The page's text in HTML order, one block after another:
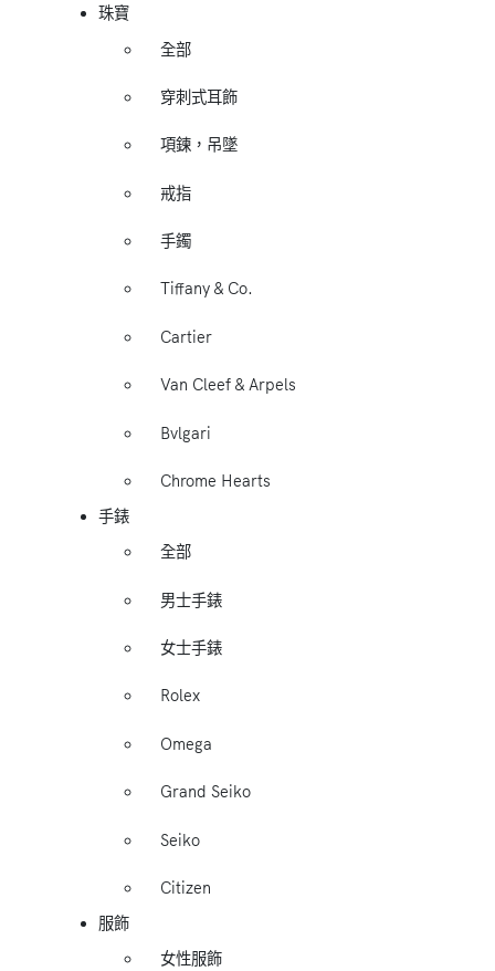
珠寶
全部
穿刺式耳飾
項鍊，吊墜
戒指
手鐲
Tiffany & Co.
Cartier
Van Cleef & Arpels
Bvlgari
Chrome Hearts
手錶
全部
男士手錶
女士手錶
Rolex
Omega
Grand Seiko
Seiko
Citizen
服飾
女性服飾